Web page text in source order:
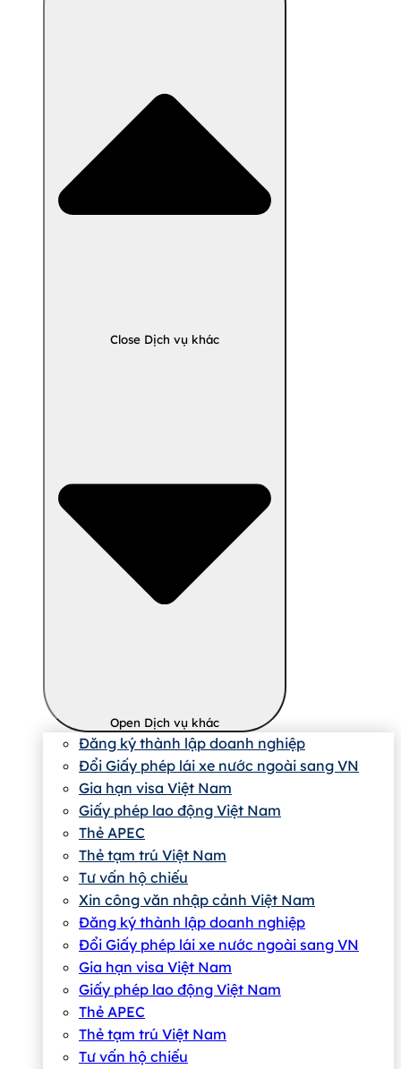
Close Dịch vụ khác
Open Dịch vụ khác
Đăng ký thành lập doanh nghiệp
Đổi Giấy phép lái xe nước ngoài sang VN
Gia hạn visa Việt Nam
Giấy phép lao động Việt Nam
Thẻ APEC
Thẻ tạm trú Việt Nam
Tư vấn hộ chiếu
Xin công văn nhập cảnh Việt Nam
Đăng ký thành lập doanh nghiệp
Đổi Giấy phép lái xe nước ngoài sang VN
Gia hạn visa Việt Nam
Giấy phép lao động Việt Nam
Thẻ APEC
Thẻ tạm trú Việt Nam
Tư vấn hộ chiếu